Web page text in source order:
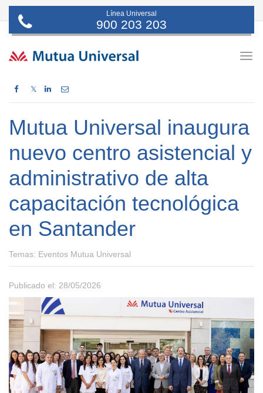
Línea Universal
900 203 203
𝕏
Mutua Universal inaugura
nuevo centro asistencial y
administrativo de alta
capacitación tecnológica
en Santander
Temas: Eventos Mutua Universal
Publicado el: 28/05/2026